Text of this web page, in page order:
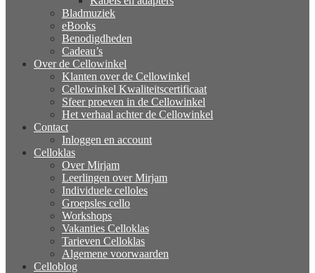
Bladmuziek
eBooks
Benodigdheden
Cadeau’s
Over de Cellowinkel
Klanten over de Cellowinkel
Cellowinkel Kwaliteitscertificaat
Sfeer proeven in de Cellowinkel
Het verhaal achter de Cellowinkel
Contact
Inloggen en account
Celloklas
Over Mirjam
Leerlingen over Mirjam
Individuele celloles
Groepsles cello
Workshops
Vakanties Celloklas
Tarieven Celloklas
Algemene voorwaarden
Celloblog